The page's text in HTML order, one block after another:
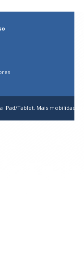
iPad/Tablet. Mais mobilidade